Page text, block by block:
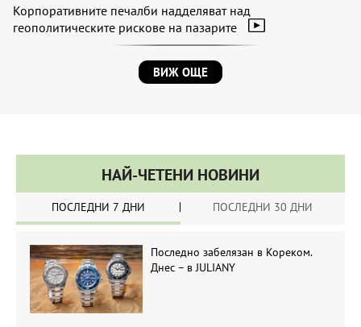
Корпоративните печалби надделяват над
геополитическите рискове на пазарите
ВИЖ ОЩЕ
НАЙ-ЧЕТЕНИ НОВИНИ
ПОСЛЕДНИ 7 ДНИ ПОСЛЕДНИ 30 ДНИ
Последно забелязан в Кореком.
Днес – в JULIANY